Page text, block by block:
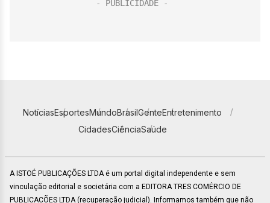
NotíciasEsportesMundoBrasilGenteEntretenimento
CidadesCiênciaSaúde
A ISTOÉ PUBLICAÇÕES LTDA é um portal digital independente e sem
vinculação editorial e societária com a EDITORA TRES COMÉRCIO DE
PUBLICACÕES LTDA (recuperação judicial). Informamos também que não